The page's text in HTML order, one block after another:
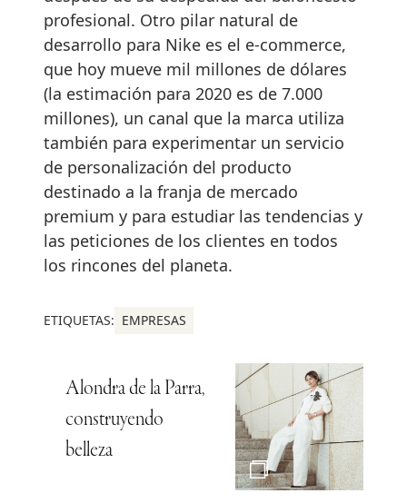
profesional. Otro pilar natural de
desarrollo para Nike es el e-commerce,
que hoy mueve mil millones de dólares
(la estimación para 2020 es de 7.000
millones), un canal que la marca utiliza
también para experimentar un servicio
de personalización del producto
destinado a la franja de mercado
premium y para estudiar las tendencias y
las peticiones de los clientes en todos
los rincones del planeta.
ETIQUETAS: EMPRESAS
Alondra de la Parra,
construyendo
belleza